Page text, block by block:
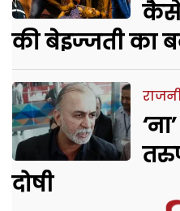
कैसे
की बेइज्जती का
दोषी